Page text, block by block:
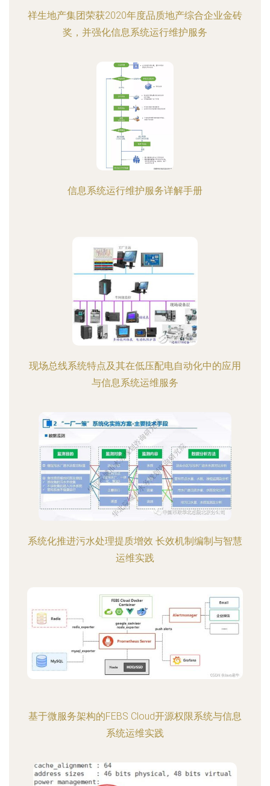
祥生地产集团荣获2020年度品质地产综合企业金砖
奖，并强化信息系统运行维护服务
信息系统运行维护服务详解手册
现场总线系统特点及其在低压配电自动化中的应用
与信息系统运维服务
系统化推进污水处理提质增效 长效机制编制与智慧
运维实践
基于微服务架构的FEBS Cloud开源权限系统与信息
系统运维实践